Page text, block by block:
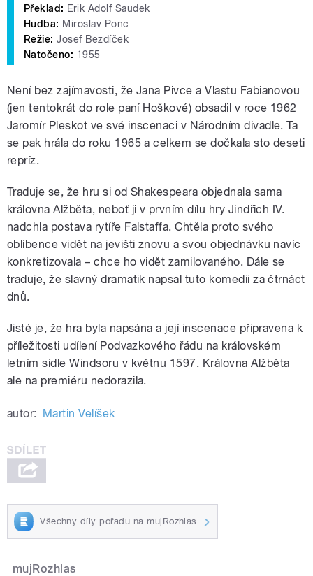
Překlad: Erik Adolf Saudek
Hudba: Miroslav Ponc
Režie: Josef Bezdíček
Natočeno: 1955
Není bez zajímavosti, že Jana Pivce a Vlastu Fabianovou
(jen tentokrát do role paní Hoškové) obsadil v roce 1962
Jaromír Pleskot ve své inscenaci v Národním divadle. Ta
se pak hrála do roku 1965 a celkem se dočkala sto deseti
repríz.
Traduje se, že hru si od Shakespeara objednala sama
královna Alžběta, neboť ji v prvním dílu hry Jindřich IV.
nadchla postava rytíře Falstaffa. Chtěla proto svého
oblíbence vidět na jevišti znovu a svou objednávku navíc
konkretizovala – chce ho vidět zamilovaného. Dále se
traduje, že slavný dramatik napsal tuto komedii za čtrnáct
dnů.
Jisté je, že hra byla napsána a její inscenace připravena k
příležitosti udílení Podvazkového řádu na královském
letním sídleWindsoru v květnu 1597. Královna Alžběta
ale na premiéru nedorazila.
autor: Martin Velíšek
Všechny díly pořadu na mujRozhlas
mujRozhlas